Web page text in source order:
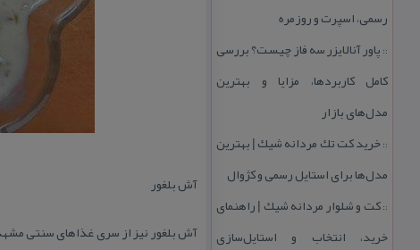
رسمی، اسپرت و روزمره
:: پاور آنالایزر سه فاز چیست؟ بررسی
كامل كاربردها، مزایا و بهترین
مدل‌های بازار
::خرید كت تك مردانه شیك | بهترین
مدل‌ها برای استایل رسمی و كژوال
::كت و شلوار مردانه شیك | راهنمای
خرید، انتخاب و استایل‌سازی
آش بلغور
آش بلغور نیز از سری غذاهای سنتی